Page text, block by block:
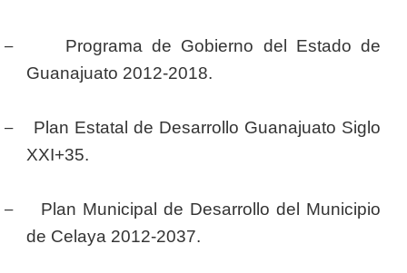
–
Programa de Gobierno del Estado de
Guanajuato 2012-2018.
–
Plan Estatal de Desarrollo Guanajuato Siglo
XXI+35.
–
Plan Municipal de Desarrollo del Municipio
de Celaya 2012-2037.